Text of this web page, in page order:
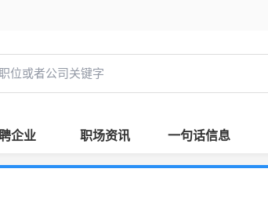
企业 职场资讯 一句话信息